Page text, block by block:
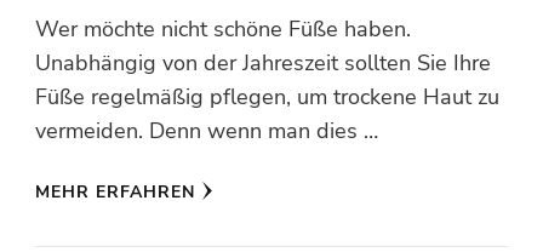
Wer möchte nicht schöne Füße haben.
Unabhängig von der Jahreszeit sollten Sie Ihre
Füße regelmäßig pflegen, um trockene Haut zu
vermeiden. Denn wenn man dies …
MEHR ERFAHREN